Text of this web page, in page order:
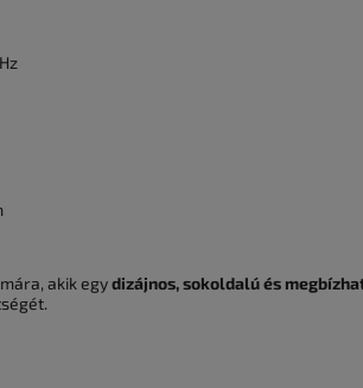
akik egydizájnos, sokoldalú és